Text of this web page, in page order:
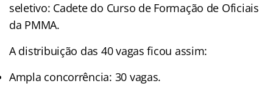
seletivo: Cadete do Curso de Formação de Oficiais
da PMMA.
A distribuição das 40 vagas ficou assim:
Ampla concorrência: 30 vagas.